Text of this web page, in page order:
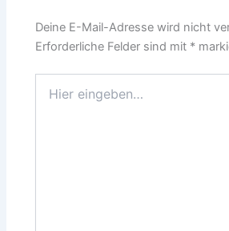
Deine E-Mail-Adresse wird nicht
Erforderliche Felder sind mit *
eingeben…